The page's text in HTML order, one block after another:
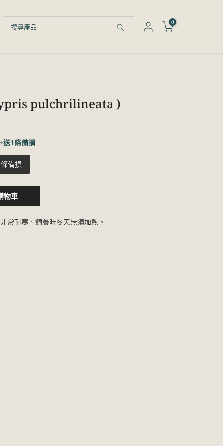
0
pulchrilineata )
送1條備損
備損
物車
常耐寒，飼養時冬天無須加熱。